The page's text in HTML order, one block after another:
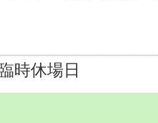
時休場日